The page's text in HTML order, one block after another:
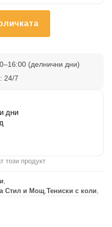
(делнични дни)
24/7
дни
този продукт
,
Стил и Мощ,Тениски с коли,